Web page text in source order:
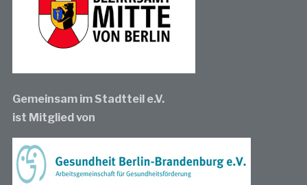
Gemeinsam im Stadtteil e.V.
ist Mitglied von